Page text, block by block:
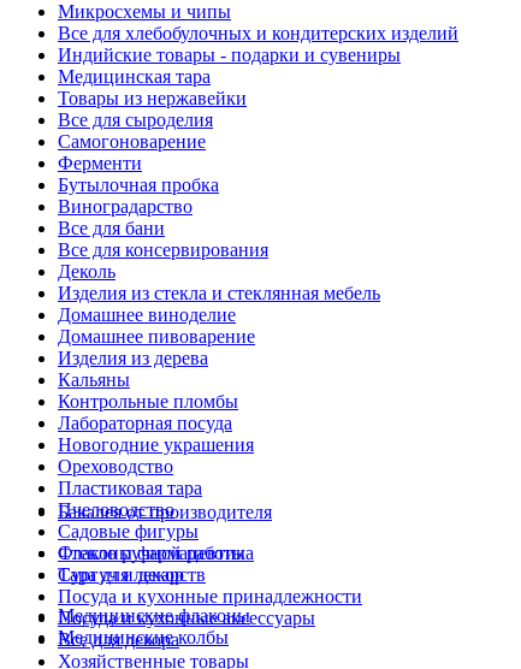
Микросхемы и чипы
Все для хлебобулочных и кондитерских изделий
Индийские товары - подарки и сувениры
Медицинская тара
Товары из нержавейки
Все для сыроделия
Самогоноварение
Ферменти
Бутылочная пробка
Виноградарство
Все для бани
Все для консервирования
Деколь
Изделия из стекла и стеклянная мебель
Домашнее виноделие
Домашнее пивоварение
Изделия из дерева
Кальяны
Контрольные пломбы
Лабораторная посуда
Новогодние украшения
Ореховодство
Пластиковая тара
Пчеловодство
Садовые фигуры
Стекло ручной работы
Сургуч и декор
Посуда и кухонные принадлежности
Посуда и кухонные аксессуары
Все для декора
Хозяйственные товары
Бакалея от производителя
Флаконы фармацевтика
Тара для лекарств
Медицинские флаконы
Медицинские колбы